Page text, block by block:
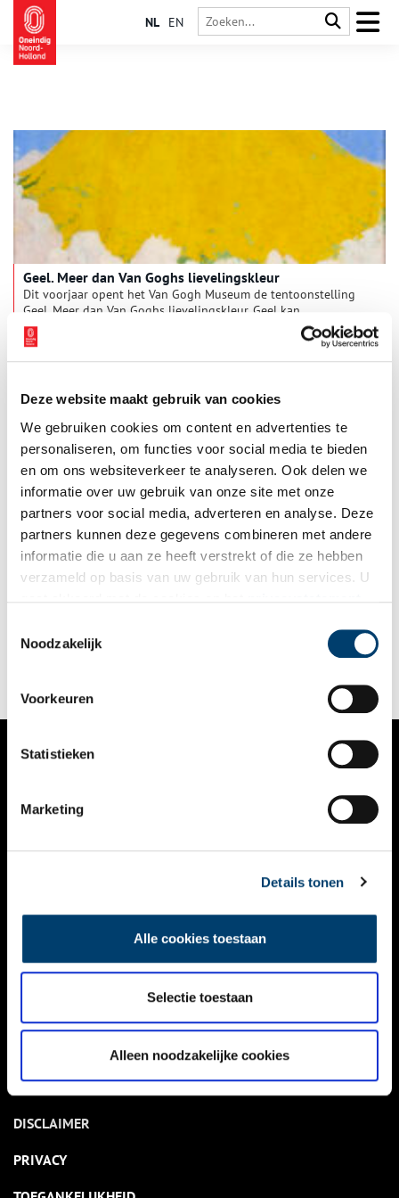
Deze website maakt gebruik van cookies
We gebruiken cookies om content en advertenties te
personaliseren, om functies voor social media te bieden
en om ons websiteverkeer te analyseren. Ook delen we
informatie over uw gebruik van onze site met onze
partners voor social media, adverteren en analyse. Deze
partners kunnen deze gegevens combineren met andere
informatie die u aan ze heeft verstrekt of die ze hebben
verzameld op basis van uw gebruik van hun services. U
Noodzakelijk
Voorkeuren
Statistieken
Marketing
Details tonen
Alle cookies toestaan
Selectie toestaan
Alleen noodzakelijke cookies
NL EN
Geel. Meer dan Van Goghs lievelingskleur
Dit voorjaar opent het Van Gogh Museum de tentoonstelling
Geel. Meer dan Van Goghs lievelingskleur. Geel kan
verwarmend, uitbundig en stralend zijn. Geel is ook gedurfd,
opdringerig, soms ziekelijk. De tentoonstelling biedt een
originele ervaring van deze krachtige kleur – in kunstwerken
literatuur en mode. Te zien van 13 februari t/m 17 mei 2026.
Nieuwe LEGO-set geïnspireerd op Van Goghs
Zonnebloemen
De LEGO Group onthulde op 28 januari de LEGO Art Vincent
iconische penseelstreken tot leven in een schilderij van LEGO-
stenen.
3 min
NIEUWS
KALENDER
ACTIVITEITEN
NIEUWSBRIEF
DISCLAIMER
PRIVACY